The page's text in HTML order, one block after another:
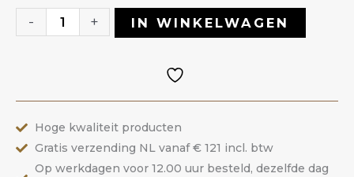
-
25
+ IN WINKELWAGEN
Hoge kwaliteit producten
Gratis verzending NL vanaf € 121 incl. btw
Op werkdagen voor 12.00 uur besteld, dezelfde dag